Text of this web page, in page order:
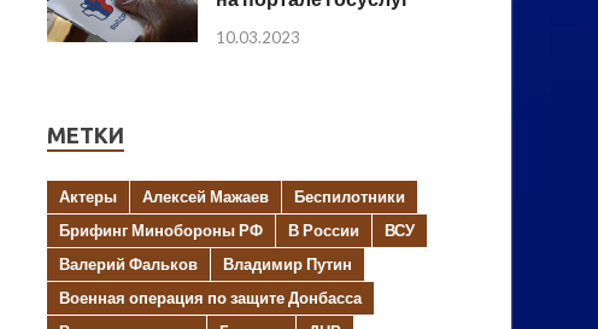
10.03.2023
МЕТКИ
Актеры Алексей Мажаев
Беспилотники
Брифинг Минобороны РФ
В России
ВСУ
Валерий Фальков
Владимир Путин
Военная операция по защите Донбасса